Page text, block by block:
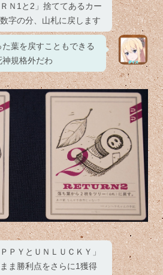
ＲＮ1と2」捨ててあるカー
字の分、山札に戻します
葉を戻すこともできる
規格外だわ
ＰＹとＵＮＬＵＣＫＹ」
ま勝利点をさらに1獲得